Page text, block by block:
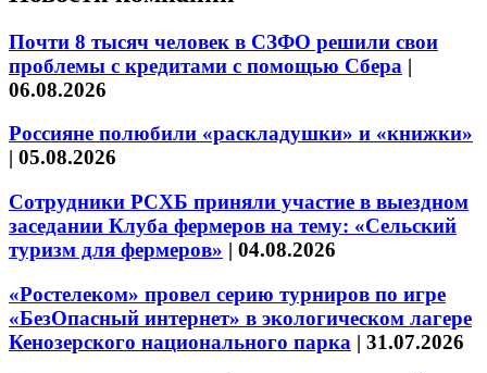
Почти 8 тысяч человек в СЗФО решили свои
проблемы с кредитами с помощью Сбера |
06.08.2026
Россияне полюбили «раскладушки» и «книжки»
| 05.08.2026
Сотрудники РСХБ приняли участие в выездном
заседании Клуба фермеров на тему: «Сельский
туризм для фермеров» | 04.08.2026
«Ростелеком» провел серию турниров по игре
«БезОпасный интернет» в экологическом лагере
Кенозерского национального парка | 31.07.2026